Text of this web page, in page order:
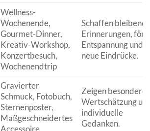
Wellness-
Wochenende,
Gourmet-Dinner,
Kreativ-Workshop,
Konzertbesuch,
Wochenendtrip
Schaffen
Erinnerungen,
Entspannung und
neue Eindrücke.
Gravierter
Schmuck, Fotobuch,
Sternenposter,
Maßgeschneidertes
Zeigen besondere
Wertschätzung
individuelle
Gedanken.